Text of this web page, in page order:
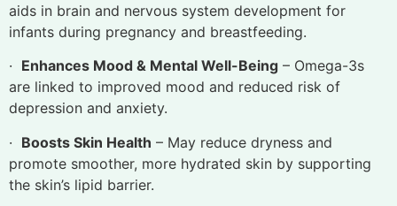
aids in brain and nervous system development for
infants during pregnancy and breastfeeding.
· Enhances Mood & Mental Well-Being – Omega-3s
are linked to improved mood and reduced risk of
depression and anxiety.
· Boosts Skin Health – May reduce dryness and
promote smoother, more hydrated skin by supporting
the skin’s lipid barrier.